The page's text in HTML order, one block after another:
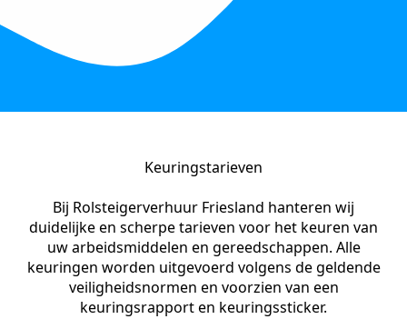
Keuringstarieven
Bij Rolsteigerverhuur Friesland hanteren wij
duidelijke en scherpe tarieven voor het keuren van
uw arbeidsmiddelen en gereedschappen. Alle
keuringen worden uitgevoerd volgens de geldende
veiligheidsnormen en voorzien van een
keuringsrapport en keuringssticker.